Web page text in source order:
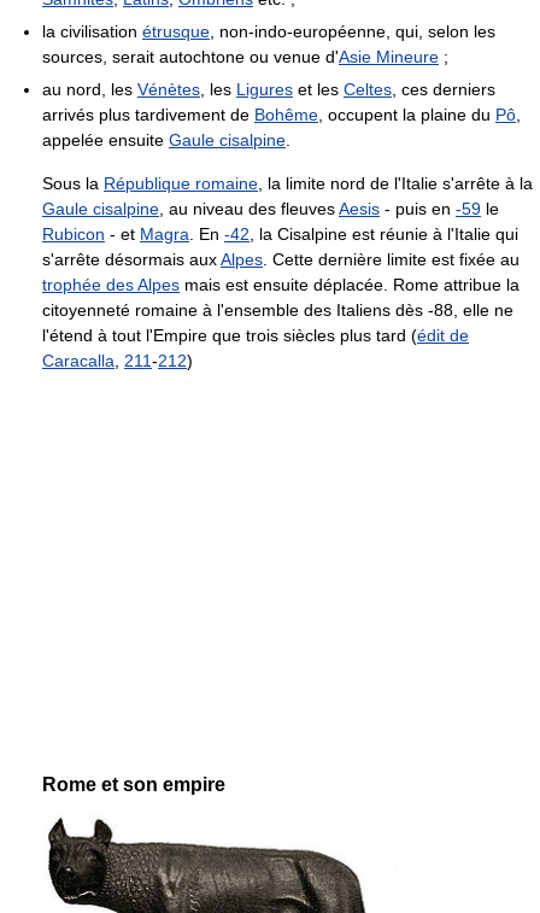
la civilisation étrusque, non-indo-européenne, qui, selon les
sources, serait autochtone ou venue d'Asie Mineure ;
au nord, les Vénètes, les Ligures et les Celtes, ces derniers
arrivés plus tardivement de Bohême, occupent la plaine du Pô,
appelée ensuite Gaule cisalpine.
Sous la République romaine, la limite nord de l'Italie s'arrête à la
Gaule cisalpine, au niveau des fleuvesAesis - puis en -59 le
Rubicon - et Magra. En -42, la Cisalpine est réunie à l'Italie qui
s'arrête désormais auxAlpes. Cette dernière limite est fixée au
trophée des Alpes mais est ensuite déplacée. Rome attribue la
citoyenneté romaine à l'ensemble des Italiens dès -88, elle ne
l'étend à tout l'Empire que trois siècles plus tard (édit de
Caracalla, 211-212)
Rome et son empire